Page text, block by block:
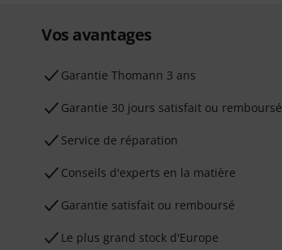
Vos avantages
Ga­ran­tie Thomann 3 ans
Garantie 30 jours satisfait ou remboursé
Service de réparation
Conseils d'experts en la matière
Garantie satisfait ou remboursé
Le plus grand stock d'Europe